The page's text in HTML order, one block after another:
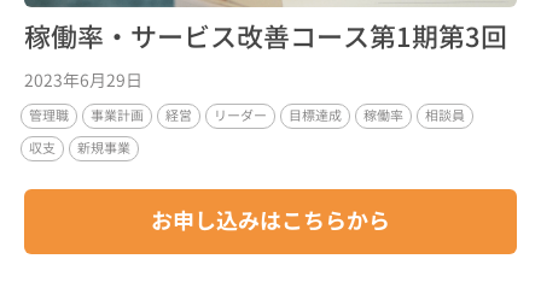
稼働率・サービス改善コース第1期第3回
2023年6月29日
管理職 事業計画 経営 リーダー 目標達成 稼働率
相談員
収支
新規事業
お申し込みはこちらから